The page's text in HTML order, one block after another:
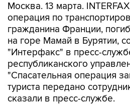
Москва. 13 марта.
операция по
гражданина Франции,
на горе Мамай в Бурятии,
"Интерфакс" в пресс-
республиканского
"Спасательная операция
туриста передано
сказали в пресс-службе.